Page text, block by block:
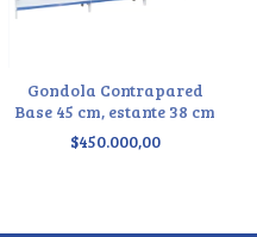
Gondola Contrapared
Base 45 cm, estante 38 cm
$450.000,00